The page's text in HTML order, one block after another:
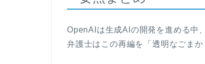
OpenAIは生成AIの開発を進める中
弁護士はこの再編を「透明なごま